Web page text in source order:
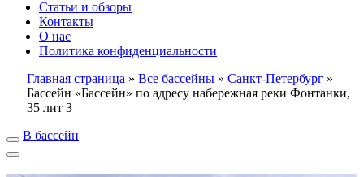
Статьи и обзоры
Контакты
О нас
Политика конфиденциальности
Главная страница » Все бассейны » Санкт-Петербург »
Бассейн «Бассейн» по адресу набережная реки Фонтанки,
35 лит З
В бассейн